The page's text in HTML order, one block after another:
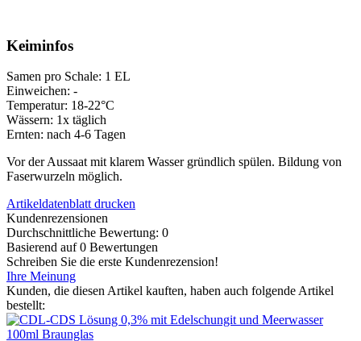
Keiminfos
Samen pro Schale: 1 EL
Einweichen: -
Temperatur: 18-22°C
Wässern: 1x täglich
Ernten: nach 4-6 Tagen
Vor der Aussaat mit klarem Wasser gründlich spülen. Bildung von
Faserwurzeln möglich.
Artikeldatenblatt drucken
Kundenrezensionen
Durchschnittliche Bewertung: 0
Basierend auf 0 Bewertungen
Schreiben Sie die erste Kundenrezension!
Ihre Meinung
Kunden, die diesen Artikel kauften, haben auch folgende Artikel
bestellt: